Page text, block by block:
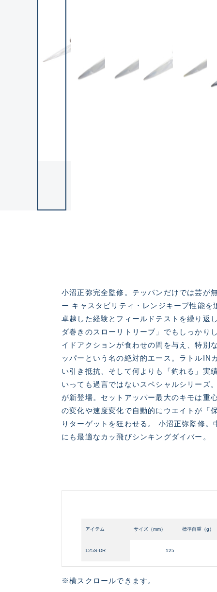
良
小沼正弥完全監修。テッパンだけでは芸が
ー キャスタビリティ・レンジキープ性能
卓越した経験とフィールドテストを繰り返
ダ巻きのスローリトリーブ」でもしっかり
イドアクションが食わせの間を与え、特別
ッパーという名の絶対的エース。ラトルIN
い引き抵抗、そして何よりも「釣れる」実
いっても過言ではないスペシャルシリーズ
が新登場。セットアッパー最大のキモは重
の変化や速度変化で自動的にウエイトが「
りターゲットを狂わせる。 小沼正弥監修
にも最適なカッ飛びシンキングダイバー。
アイテム サイズ（mm） 標準自重（g）
125S-DR 125
※横スクロールできます。